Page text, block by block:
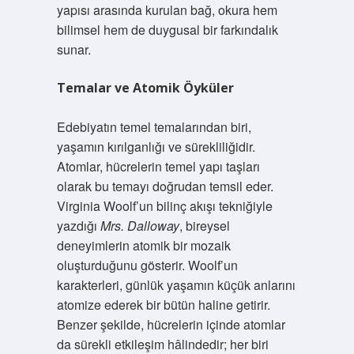
yapısı arasında kurulan bağ, okura hem
bilimsel hem de duygusal bir farkındalık
sunar.
Temalar ve Atomik Öyküler
Edebiyatın temel temalarından biri,
yaşamın kırılganlığı ve sürekliliğidir.
Atomlar, hücrelerin temel yapı taşları
olarak bu temayı doğrudan temsil eder.
Virginia Woolf’un bilinç akışı tekniğiyle
yazdığı Mrs. Dalloway, bireysel
deneyimlerin atomik bir mozaik
oluşturduğunu gösterir. Woolf’un
karakterleri, günlük yaşamın küçük anlarını
atomize ederek bir bütün haline getirir.
Benzer şekilde, hücrelerin içinde atomlar
da sürekli etkileşim hâlindedir; her biri